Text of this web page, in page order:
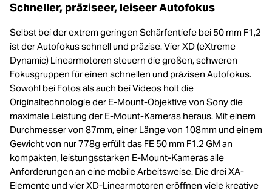
Schneller, präziseer, leiseer Autofokus
Selbst bei der extrem geringen Schärfentiefe bei 50 mm F1,2
ist der Autofokus schnell und präzise. Vier XD (eXtreme
Dynamic) Linearmotoren steuern die großen, schweren
Fokusgruppen für einen schnellen und präzisen Autofokus.
Sowohl bei Fotos als auch bei Videos holt die
Originaltechnologie der E-Mount-Objektive von Sony die
maximale Leistung der E-Mount-Kameras heraus. Mit einem
Durchmesser von 87mm, einer Länge von 108mm und einem
Gewicht von nur 778g erfüllt das FE 50 mm F1.2 GM an
kompakten, leistungsstarken E-Mount-Kameras alle
Anforderungen an eine mobile Arbeitsweise. Die drei XA-
Elemente und vier XD-Linearmotoren eröffnen viele kreative